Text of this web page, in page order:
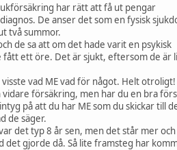
har rätt att få ut pengar
De anser det som en fysisk
två summor.
de sa att om det hade varit en psykisk
fått ett öre. Det är sjukt, eftersom de är
vad ME vad för något. Helt otroligt!
vidare försäkring, men har du en bra
på att du har ME som du skickar till
de säger.
det typ 8 år sen, men det står mer
det gjorde då. Så lite framsteg har